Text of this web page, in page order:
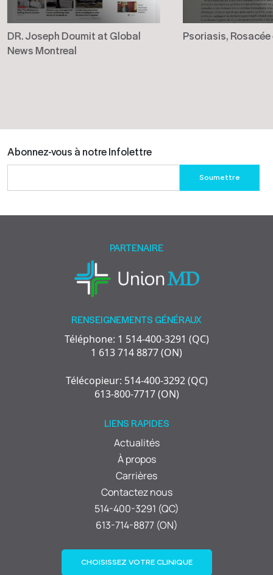
DR. Joseph Doumit at Global
News Montreal
Psoriasis,
Abonnez-vous à notre Infolettre
leave
field
RENSEIGNEMENTS GÉNÉRAUX
Téléphone: 1 514-400-3291 (QC)
1 613 714 8877 (ON)
Télécopieur: 514-400-3292 (QC)
613-800-7717 (ON)
PARTENAIRE
LIENS RAPIDES
Actualités
À propos
Carrières
Contactez nous
514-400-3291 (QC)
613-714-8877 (ON)
CHOISISSEZ VOTRE CLINIQUE